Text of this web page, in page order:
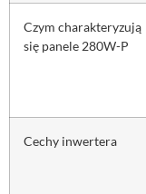
Czym charakteryzują
się panele 280W-P
Cechy inwertera